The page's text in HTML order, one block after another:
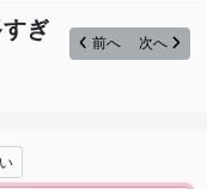
ぎ
前へ 次へ